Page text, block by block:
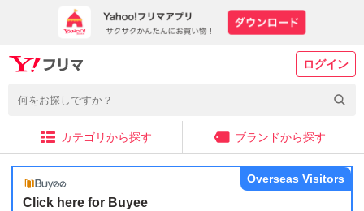
ログイン
カテゴリから探す ブランドから探す
Click here for Buyee
Overseas Visitors